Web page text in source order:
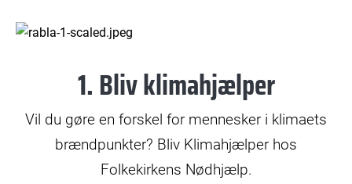
1. Bliv klimahjælper
Vil du gøre en forskel for mennesker i klimaets
brændpunkter? Bliv Klimahjælper hos
Folkekirkens Nødhjælp.